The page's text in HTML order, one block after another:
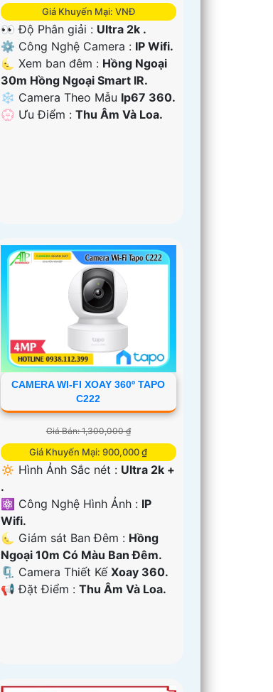
Giá Khuyến Mại: VNĐ
👀 Độ Phân giải : Ultra 2k .
⚙ Công Nghệ Camera : IP Wifi.
🌜 Xem ban đêm : Hồng Ngoại
30m Hồng Ngoại Smart IR.
❄ Camera Theo Mẫu Ip67 360.
️💮 Ưu Điểm :Thu Âm Và Loa.
CAMERA WI-FI XOAY 360º TAPO
C222
Giá Bán: 1,300,000 ₫
Giá Khuyến Mại: 900,000 ₫
🔅 Hình Ảnh Sắc nét : Ultra 2k +
.
⚛️ Công Nghệ Hình Ảnh : IP
Wifi.
🌜 Giám sát Ban Đêm : Hồng
Ngoại 10m Có Màu Ban Ðêm.
🗜️ Camera Thiết KếXoay 360.
️📢 Đặt Điểm :Thu Âm Và Loa.